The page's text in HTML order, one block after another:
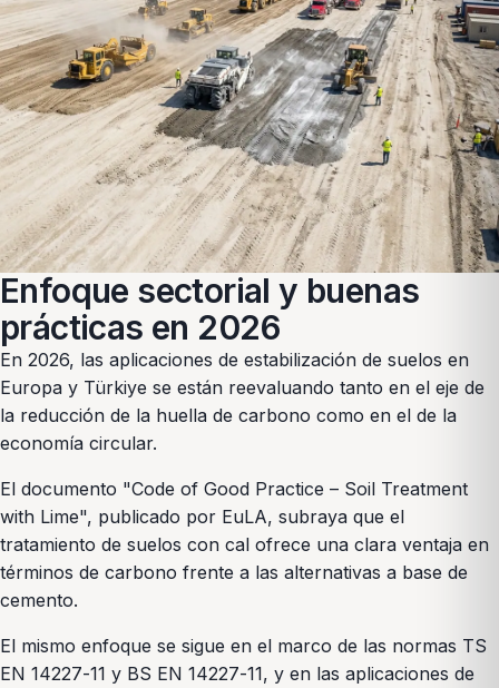
Enfoque sectorial y buenas
prácticas en 2026
En 2026, las aplicaciones de estabilización de suelos en
Europa y Türkiye se están reevaluando tanto en el eje de
la reducción de la huella de carbono como en el de la
economía circular.
El documento "Code of Good Practice – Soil Treatment
with Lime", publicado por EuLA, subraya que el
tratamiento de suelos con cal ofrece una clara ventaja en
términos de carbono frente a las alternativas a base de
cemento.
El mismo enfoque se sigue en el marco de las normas TS
EN 14227-11 y BS EN 14227-11, y en las aplicaciones de